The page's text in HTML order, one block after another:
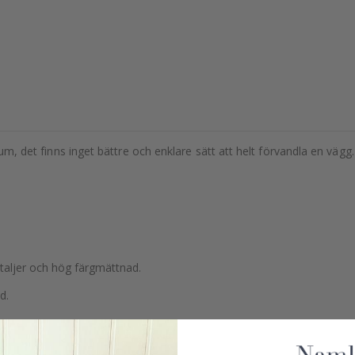
det finns inget bättre och enklare sätt att helt förvandla en
och hög färgmättnad.